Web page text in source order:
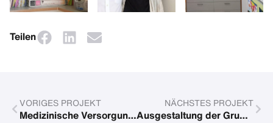
Teilen
VORIGES PROJEKT
Medizinische Versorgung in Kenia
NÄCHSTES PROJEKT
Ausgestaltung der Gruppe Wiesengrün im Kinderhaus AtemReich